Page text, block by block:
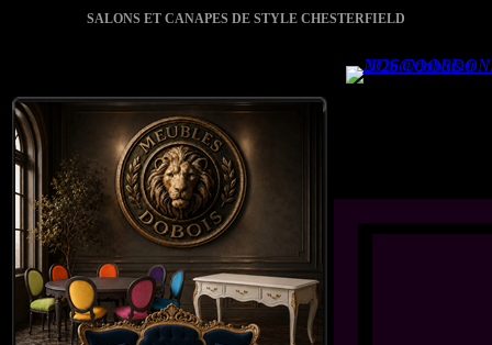
SALONS ET CANAPES DE STYLE CHESTERFIELD